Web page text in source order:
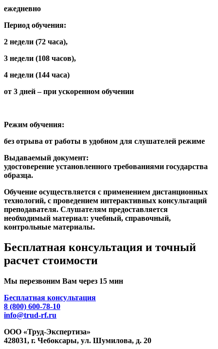
ежедневно
Период обучения:
2 недели (72 часа),
3 недели (108 часов),
4 недели (144 часа)
от 3 дней – при ускоренном обучении
Режим обучения:
без отрыва от работы в удобном для слушателей режиме
Выдаваемый документ:
удостоверение установленного требованиями государства
образца.
Обучение осуществляется с применением дистанционных
технологий, с проведением интерактивных консультаций
преподавателя. Слушателям предоставляется
необходимый материал: учебный, справочный,
контрольные материалы.
Бесплатная консультация и точный
расчет стоимости
Мы перезвоним Вам через 15 мин
Бесплатная консультация
8 (800) 600-78-10
info@trud-rf.ru
ООО «Труд-Экспертиза»
428031, г. Чебоксары, ул. Шумилова, д. 20